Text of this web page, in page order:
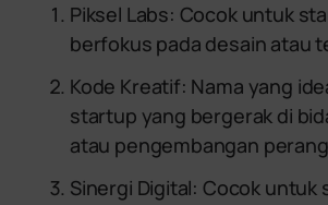
Piksel Labs: Cocok untuk
berfokus pada desain atau
Kode Kreatif: Nama yang
startup yang bergerak di
atau pengembangan
Sinergi Digital: Cocok untuk